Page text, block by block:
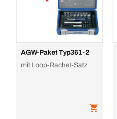
AGW-Paket Typ361-2
mit Loop-Rachet-Satz